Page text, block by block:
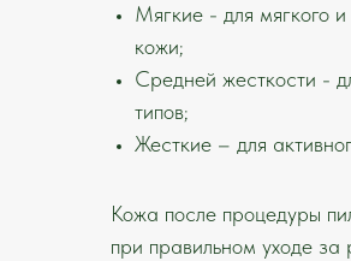
Мягкие - для мягкого
кожи;
Средней жесткости -
типов;
Жесткие – для
Кожа после процедуры
при правильном уходе